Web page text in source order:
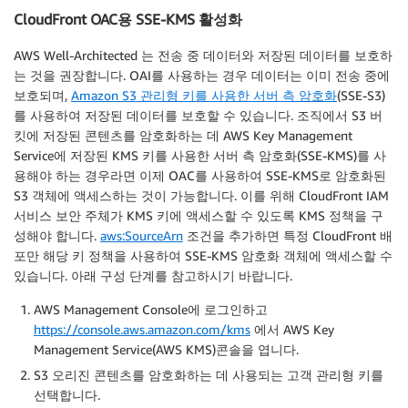
CloudFront OAC용 SSE-KMS 활성화
AWS Well-Architected 는 전송 중 데이터와 저장된 데이터를 보호하
는 것을 권장합니다. OAI를 사용하는 경우 데이터는 이미 전송 중에
보호되며, Amazon S3 관리형 키를 사용한 서버 측 암호화(SSE-S3)
를 사용하여 저장된 데이터를 보호할 수 있습니다. 조직에서 S3 버
킷에 저장된 콘텐츠를 암호화하는 데 AWS Key Management
Service에 저장된 KMS 키를 사용한 서버 측 암호화(SSE-KMS)를 사
용해야 하는 경우라면 이제 OAC를 사용하여 SSE-KMS로 암호화된
S3 객체에 액세스하는 것이 가능합니다. 이를 위해 CloudFront IAM
서비스 보안 주체가 KMS 키에 액세스할 수 있도록 KMS 정책을 구
성해야 합니다. aws:SourceArn 조건을 추가하면 특정 CloudFront 배
포만 해당 키 정책을 사용하여 SSE-KMS 암호화 객체에 액세스할 수
있습니다. 아래 구성 단계를 참고하시기 바랍니다.
AWS Management Console에 로그인하고
https://console.aws.amazon.com/kms 에서 AWS Key
Management Service(AWS KMS)콘솔을 엽니다.
S3 오리진 콘텐츠를 암호화하는 데 사용되는 고객 관리형 키를
선택합니다.